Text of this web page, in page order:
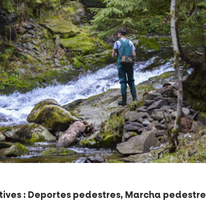
: Deportes pedestres, Marcha pedestre